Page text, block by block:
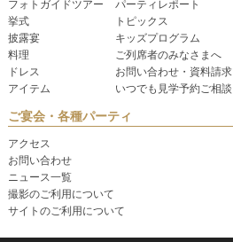
フォトガイドツアー
挙式
披露宴
料理
ドレス
アイテム
パーティレポート
トピックス
キッズプログラム
ご列席者のみなさまへ
お問い合わせ・資料請求
いつでも見学予約ご相談
ご宴会・各種パーティ
アクセス
お問い合わせ
ニュース一覧
撮影のご利用について
サイトのご利用について